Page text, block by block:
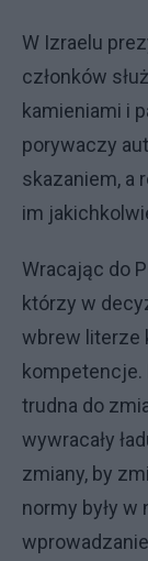
W Izraelu
członków
kamieniami i
porywaczy
skazaniem, a
im
Wracając do
którzy w
wbrew literze
kompetencje.
trudna do
wywracały
zmiany, by
normy były w